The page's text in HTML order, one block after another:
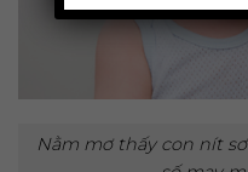
Nằm mơ thấy con nít